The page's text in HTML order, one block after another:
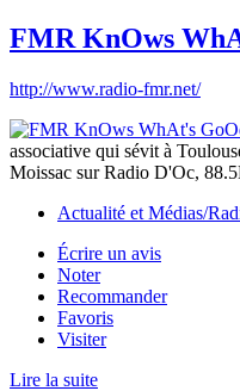
FMR KnOws
http://www.radio-fmr.net/
associative qui sévit à
Moissac sur Radio D'Oc,
Actualité et Médias/
Écrire un avis
Noter
Recommander
Favoris
Visiter
Lire la suite